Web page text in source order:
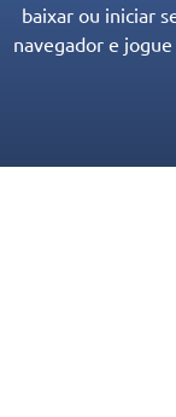
baixar ou iniciar
navegador e